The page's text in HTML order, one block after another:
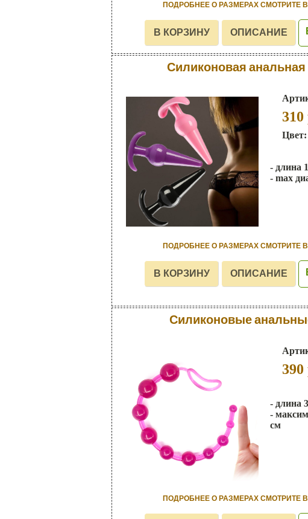
ПОДРОБНЕЕ О РАЗМЕРАХ СМОТРИТЕ
Силиконовая анальная
310
Цвет:
- длина
- max
ПОДРОБНЕЕ О РАЗМЕРАХ СМОТРИТЕ
Силиконовые
390
- длина
-
см
ПОДРОБНЕЕ О РАЗМЕРАХ СМОТРИТЕ